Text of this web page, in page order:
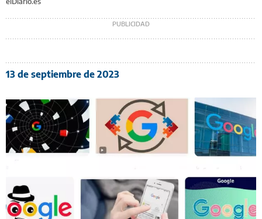
13 de septiembre de 2023